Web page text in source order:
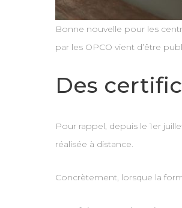
Bonne nouvelle pour les
par les OPCO vient d’être
Des
Pour rappel, depuis le 1er
réalisée à distance.
Concrètement, lorsque la